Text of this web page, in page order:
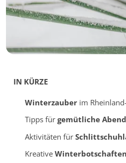
IN KÜRZE
Winterzauberim
Tipps für gemütliche
Aktivitäten für
Kreative Winterbotschaften